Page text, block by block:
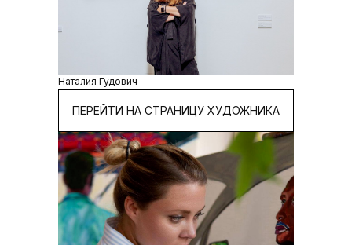
Наталия Гудович
ПЕРЕЙТИ НА СТРАНИЦУ ХУДОЖНИКА